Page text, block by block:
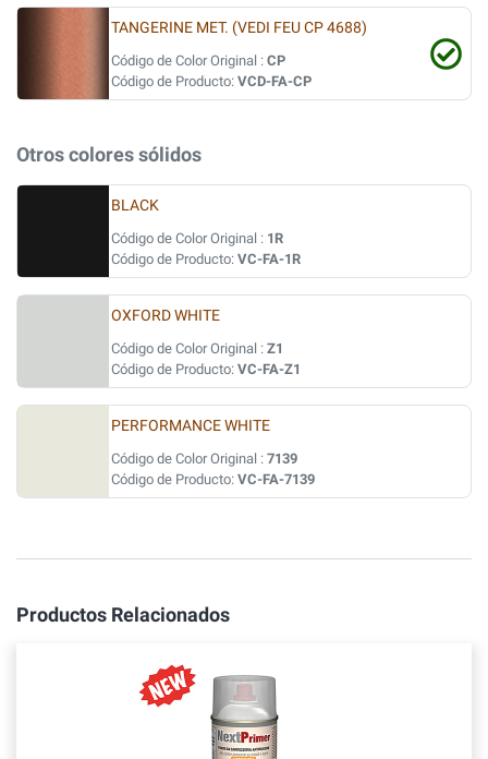
TANGERINE MET. (VEDI FEU CP 4688)
Código de Color Original : CP
Código de Producto: VCD-FA-CP
Otros colores sólidos
BLACK
Código de Color Original : 1R
Código de Producto: VC-FA-1R
OXFORD WHITE
Código de Color Original : Z1
Código de Producto: VC-FA-Z1
PERFORMANCE WHITE
Código de Color Original : 7139
Código de Producto: VC-FA-7139
Productos Relacionados